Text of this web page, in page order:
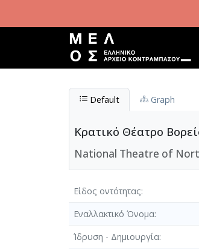
Default Graph
Κρατικό Θέατρο
National Theatre of
Είδος οντότητας
Εναλλακτικό Όνομα
Ίδρυση - Δημιουργία